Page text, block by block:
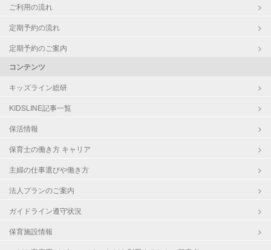
ご利用の流れ
定期予約の流れ
定期予約のご案内
コンテンツ
キッズライン総研
KIDSLINE記事一覧
保活情報
保育士の働き方 キャリア
主婦の仕事選びや働き方
法人プランのご案内
ガイドライン遵守状況
保育施設情報